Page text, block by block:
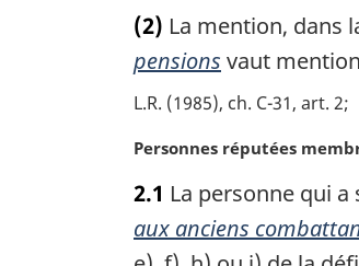
t
e
m
a
g
i
n
a
l
(2) La mention, dans
pensions vaut
L.R. (1985), ch. C-31, art. 2
N
t
e
m
Personnes réputées
2.1 La personne qui
aux anciens